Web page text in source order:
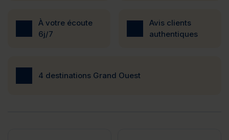
À votre écoute
6j/7
Avis clients
authentiques
4 destinations Grand Ouest